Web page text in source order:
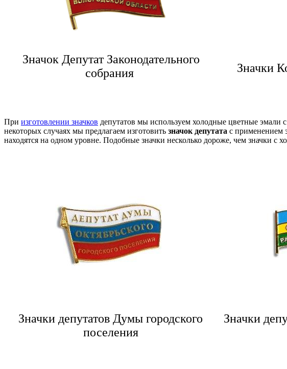
Значок Депутат Законодательного
собрания
Значки
При изготовлении значков депутатов мы используем холодные цветные
некоторых случаях мы предлагаем изготовить значок депутата с применением
находятся на одном уровне. Подобные значки несколько дороже, чем значки с
Значки депутатов Думы городского
поселения
Значки